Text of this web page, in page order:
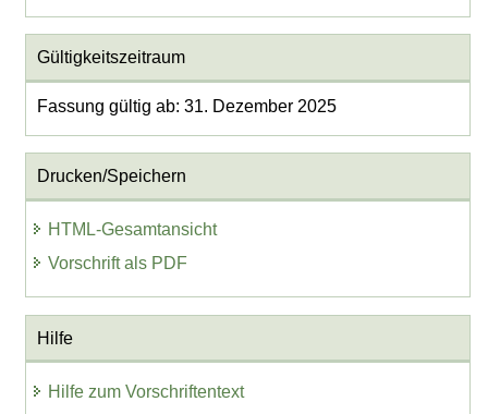
Gültigkeitszeitraum
Fassung gültig ab: 31. Dezember 2025
Drucken/Speichern
HTML-Gesamtansicht
Vorschrift als PDF
Hilfe
Hilfe zum Vorschriftentext